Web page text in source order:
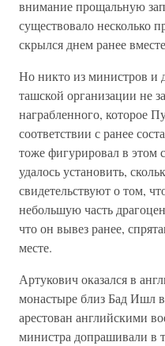
внимание прощальную
существовало несколько
скрылся днем ранее
Но никто из министров и
ташской организации не
награбленного, которое
соответствии с ранее
тоже фигурировал в этом
удалось установить,
свидетельствуют о том,
небольшую часть
что он вывез ранее,
месте.
Артукович оказался в
монастыре близ Бад Ишл
арестован английскими
министра допрашивали в